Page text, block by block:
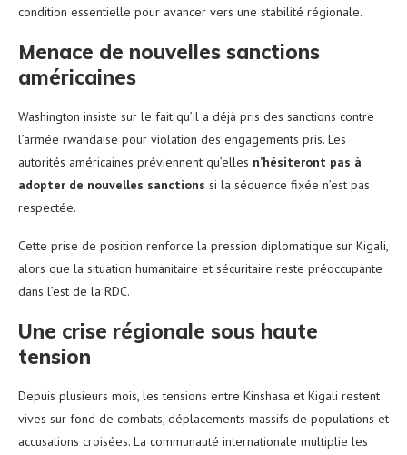
condition essentielle pour avancer vers une stabilité régionale.
Menace de nouvelles sanctions
américaines
Washington insiste sur le fait qu’il a déjà pris des sanctions contre
l’armée rwandaise pour violation des engagements pris. Les
autorités américaines préviennent qu’elles n’hésiteront pas à
adopter de nouvelles sanctions si la séquence fixée n’est pas
respectée.
Cette prise de position renforce la pression diplomatique sur Kigali,
alors que la situation humanitaire et sécuritaire reste préoccupante
dans l’est de la RDC.
Une crise régionale sous haute
tension
Depuis plusieurs mois, les tensions entre Kinshasa et Kigali restent
vives sur fond de combats, déplacements massifs de populations et
accusations croisées. La communauté internationale multiplie les